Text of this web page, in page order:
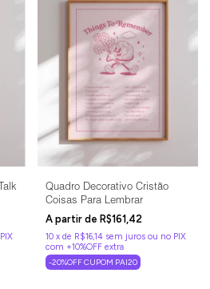
Quadro Decorativo Cristão
Coisas Para Lembrar
R$161,42
10 x de R$16,14 sem juros
-20%OFF CUPOM PAI20